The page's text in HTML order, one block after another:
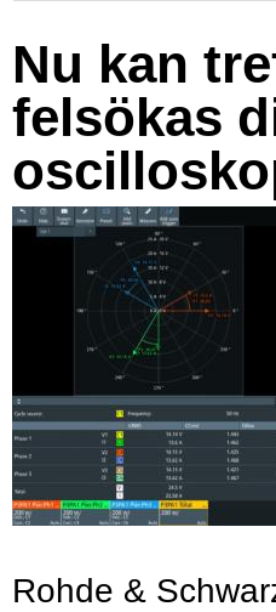
Nu kan
felsökas
Rohde &